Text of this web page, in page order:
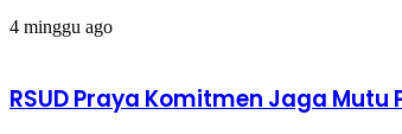
4 minggu ago
RSUD Praya Komitmen Jaga